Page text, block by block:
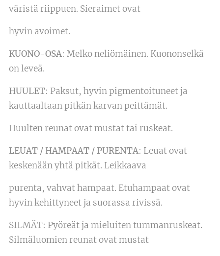
väristä riippuen. Sieraimet ovat
hyvin avoimet.
KUONO-OSA: Melko neliömäinen. Kuononselkä
on leveä.
HUULET: Paksut, hyvin pigmentoituneet ja
kauttaaltaan pitkän karvan peittämät.
Huulten reunat ovat mustat tai ruskeat.
LEUAT / HAMPAAT / PURENTA: Leuat ovat
keskenään yhtä pitkät. Leikkaava
purenta, vahvat hampaat. Etuhampaat ovat
hyvin kehittyneet ja suorassa rivissä.
SILMÄT: Pyöreät ja mieluiten tummanruskeat.
Silmäluomien reunat ovat mustat